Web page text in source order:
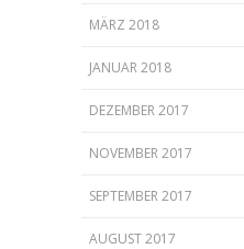
MÄRZ 2018
JANUAR 2018
DEZEMBER 2017
NOVEMBER 2017
SEPTEMBER 2017
AUGUST 2017